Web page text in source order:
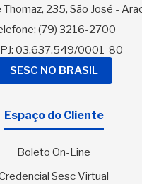
Thomaz, 235, São José -
(79) 3216-2700
03.637.549/0001-80
SESC NO BRASIL
Espaço do Cliente
Boleto On-Line
Sesc Virtual